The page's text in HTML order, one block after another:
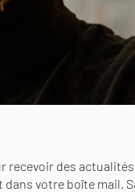
recevoir des
votre boîte mail.